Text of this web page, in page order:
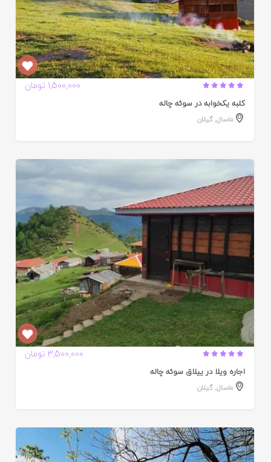
1,500,000 تومان
کلبه یکخوابه در سوئه چاله
ماسال,گیلان
3,500,000 تومان
اجاره ویلا در ییلاق سوئه چاله
ماسال,گیلان